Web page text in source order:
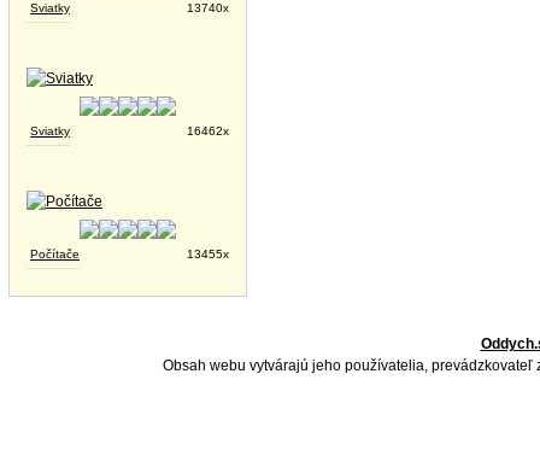
Sviatky 13740x
Sviatky 16462x
Počítače 13455x
Obsah webu vytvárajú jeho používatelia,